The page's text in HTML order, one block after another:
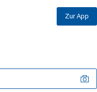
Zur App